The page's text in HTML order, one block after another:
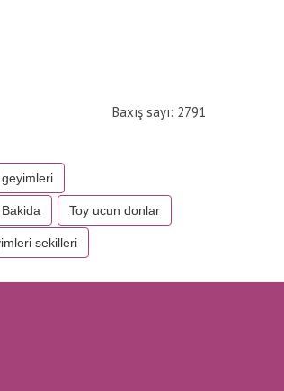
Baxış sayı: 2791
Toy ucun donlar
sekilleri